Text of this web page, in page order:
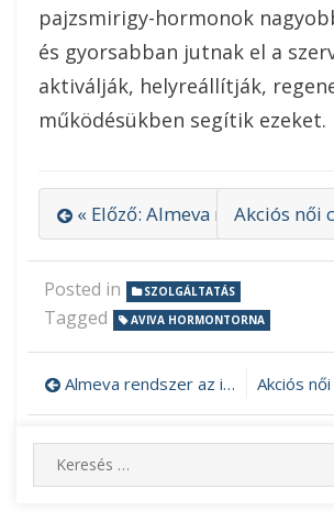
pajzsmirigy-hormonok
és gyorsabban jutnak el a
aktiválják, helyreállítják,
működésükben segítik ezeket.
« Előző: Almeva rendszer az
Akciós női
Posted in SZOLGÁLTATÁS
Tagged AVIVA HORMONTORNA
Bejegyzés
navigáció
Almeva rendszer az internetről
e